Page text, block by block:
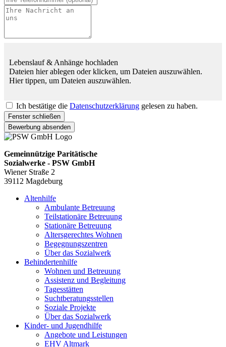
Lebenslauf & Anhänge hochladen
Dateien hier ablegen oder klicken, um Dateien auszuwählen.
Hier tippen, um Dateien auszuwählen.
Ich bestätige die Datenschutzerklärung gelesen zu haben.
Fenster schließen
Bewerbung absenden
Gemeinnützige Paritätische
Sozialwerke - PSW GmbH
Wiener Straße 2
39112 Magdeburg
Altenhilfe
Ambulante Betreuung
Teilstationäre Betreuung
Stationäre Betreuung
Altersgerechtes Wohnen
Begegnungszentren
Über das Sozialwerk
Behindertenhilfe
Wohnen und Betreuung
Assistenz und Begleitung
Tagesstätten
Suchtberatungsstellen
Soziale Projekte
Über das Sozialwerk
Kinder- und Jugendhilfe
Angebote und Leistungen
EHV Altmark